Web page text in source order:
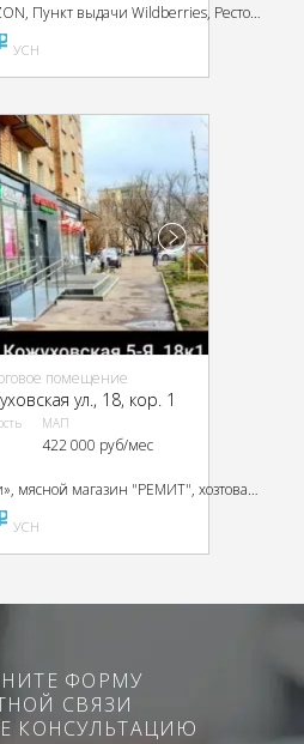
Пункт выдачи OZON, Пункт выдачи Wildberries, Ресторан, Дом быта
УСН
помещение
ул., 18, кор. 1
МАП
422 000 руб/мес
Аптека «Столички», мясной магазин "РЕМИТ", хозтовары
УСН
ФОРМУ
СВЯЗИ
КОНСУЛЬТАЦИЮ